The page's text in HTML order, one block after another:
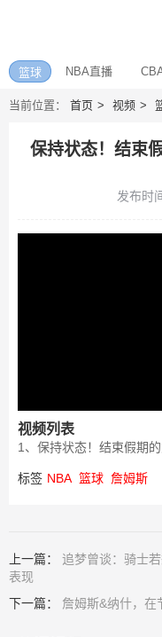
篮球 NBA直播
当前位置： 首页 视频
保持状态！结束
发布时
视频列表
1、保持状态！结束假期
标签 NBA 篮球 詹姆斯
上一篇： 追梦曾谈：骑士
表现
下一篇： 詹姆斯&纳什，在